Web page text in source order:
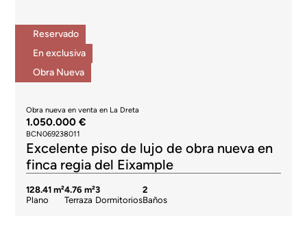
Reservado
En exclusiva
Obra Nueva
Obra nueva en venta en La Dreta
1.050.000 €
BCN069238011
Excelente piso de lujo de obra nueva en
finca regia del Eixample
128.41 m²
Plano
4.76 m²
Terraza
3
Dormitorios
2
Baños